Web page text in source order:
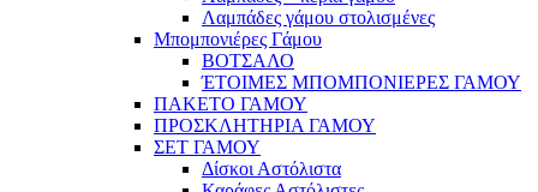
Λαμπάδες γάμου στολισμένες
Μπομπονιέρες Γάμου
ΒΟΤΣΑΛΟ
ΈΤΟΙΜΕΣ ΜΠΟΜΠΟΝΙΕΡΕΣ ΓΑΜΟΥ
ΠΑΚΕΤΟ ΓΑΜΟΥ
ΠΡΟΣΚΛΗΤΗΡΙΑ ΓΑΜΟΥ
ΣΕΤ ΓΑΜΟΥ
Δίσκοι Αστόλιστα